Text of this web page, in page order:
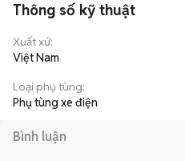
Thông số kỹ thuật
Xuất xứ:
Việt Nam
Loại phụ tùng:
Phụ tùng xe điện
Bình luận